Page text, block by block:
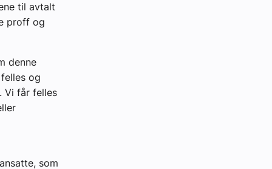
til avtalt
proff og
denne
og
Vi får felles
som